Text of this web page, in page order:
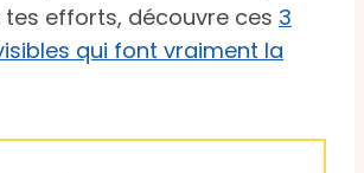
efforts, découvre ces 3
qui font vraiment la